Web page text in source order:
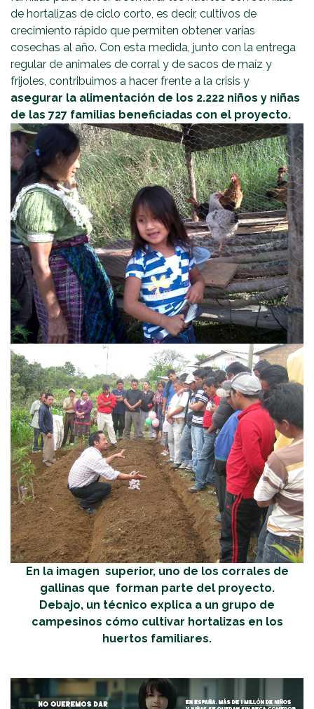
de hortalizas de ciclo corto, es decir, cultivos de
crecimiento rápido que permiten obtener varias
cosechas al año. Con esta medida, junto con la entrega
regular de animales de corral y de sacos de maíz y
frijoles, contribuimos a hacer frente a la crisis y
asegurar la alimentación de los 2.222 niños y niñas
de las 727 familias beneficiadas con el proyecto.
En la imagen superior, uno de los corrales de
gallinas que forman parte del proyecto.
Debajo, un técnico explica a un grupo de
campesinos cómo cultivar hortalizas en los
huertos familiares.